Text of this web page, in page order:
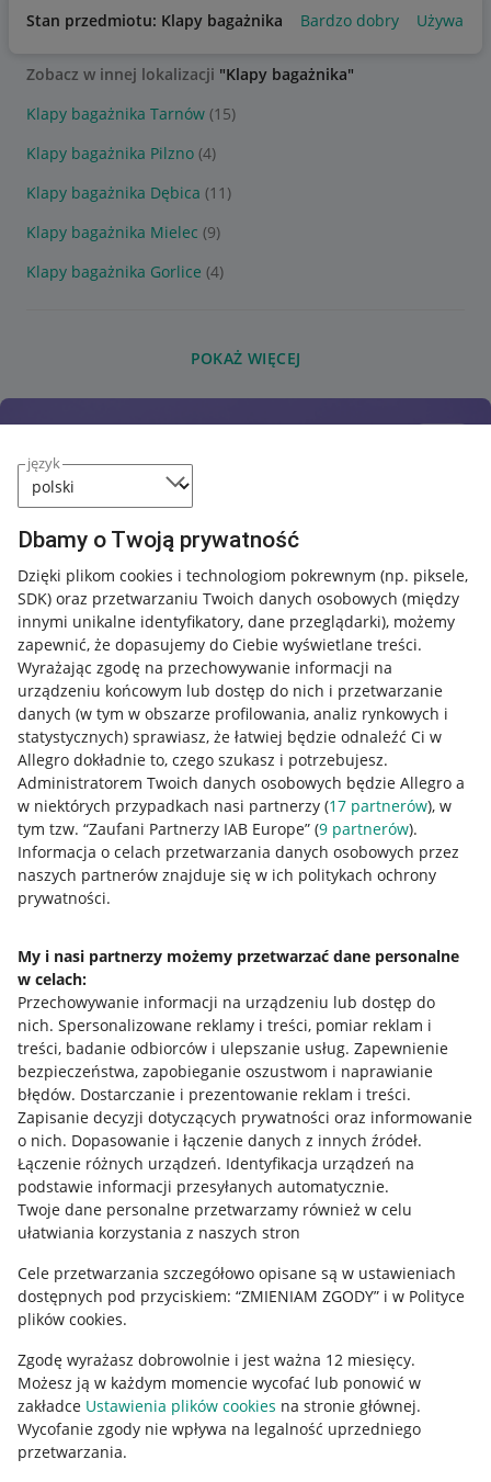
język
Dbamy o Twoją prywatność
Dzięki plikom cookies i technologiom pokrewnym (np. piksele,
SDK) oraz przetwarzaniu Twoich danych osobowych (między
innymi unikalne identyfikatory, dane przeglądarki), możemy
zapewnić, że dopasujemy do Ciebie wyświetlane treści.
Wyrażając zgodę na przechowywanie informacji na
urządzeniu końcowym lub dostęp do nich i przetwarzanie
danych (w tym w obszarze profilowania, analiz rynkowych i
statystycznych) sprawiasz, że łatwiej będzie odnaleźć Ci w
Allegro dokładnie to, czego szukasz i potrzebujesz.
Administratorem Twoich danych osobowych będzie Allegro a
w niektórych przypadkach nasi partnerzy (17 partnerów), w
tym tzw. “Zaufani Partnerzy IAB Europe” (9 partnerów).
Informacja o celach przetwarzania danych osobowych przez
naszych partnerów znajduje się w ich politykach ochrony
prywatności.
My i nasi partnerzy możemy przetwarzać dane personalne
w celach:
Przechowywanie informacji na urządzeniu lub dostęp do
nich. Spersonalizowane reklamy i treści, pomiar reklam i
treści, badanie odbiorców i ulepszanie usług. Zapewnienie
bezpieczeństwa, zapobieganie oszustwom i naprawianie
błędów. Dostarczanie i prezentowanie reklam i treści.
Zapisanie decyzji dotyczących prywatności oraz informowanie
o nich. Dopasowanie i łączenie danych z innych źródeł.
Łączenie różnych urządzeń. Identyfikacja urządzeń na
podstawie informacji przesyłanych automatycznie.
Twoje dane personalne przetwarzamy również w celu
ułatwiania korzystania z naszych stron
Cele przetwarzania szczegółowo opisane są w ustawieniach
dostępnych pod przyciskiem: “ZMIENIAM ZGODY” i w Polityce
plików cookies.
Zgodę wyrażasz dobrowolnie i jest ważna 12 miesięcy.
Możesz ją w każdym momencie wycofać lub ponowić w
zakładce Ustawienia plików cookies na stronie głównej.
Wycofanie zgody nie wpływa na legalność uprzedniego
przetwarzania.
Stan przedmiotu: Klapy bagażnika Bardzo dobry Używany
Zobacz w innej lokalizacji "Klapy bagażnika"
Klapy bagażnika Tarnów (15)
Klapy bagażnika Pilzno (4)
Klapy bagażnika Dębica (11)
Klapy bagażnika Mielec (9)
Klapy bagażnika Gorlice (4)
POKAŻ WIĘCEJ
Przydatne informacje
Jak to działa
Allegro Gadane dla sprzedających
Allegro Gadane dla kupujących
Mapa miejscowości
Informacje prawne
Regulamin
Polityka plików "cookies"
Ustawienia plików "cookies"
Udostępnianie lokalizacji
Informacje dla Aktu o Usługach Cyfrowych
Pobierz aplikację